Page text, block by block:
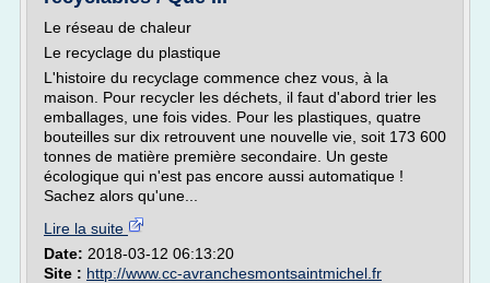
Le réseau de chaleur
Le recyclage du plastique
L'histoire du recyclage commence chez vous, à la
maison. Pour recycler les déchets, il faut d'abord trier les
emballages, une fois vides. Pour les plastiques, quatre
bouteilles sur dix retrouvent une nouvelle vie, soit 173 600
tonnes de matière première secondaire. Un geste
écologique qui n'est pas encore aussi automatique !
Sachez alors qu'une...
Lire la suite
Date: 2018-03-12 06:13:20
Site : http://www.cc-avranchesmontsaintmichel.fr